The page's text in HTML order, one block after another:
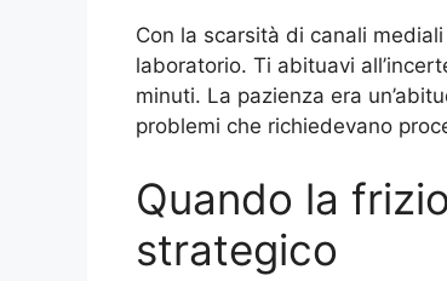
Con la scarsità di canali
laboratorio. Ti abituavi
minuti. La pazienza era
problemi che richiedevano
Quando la
strategico